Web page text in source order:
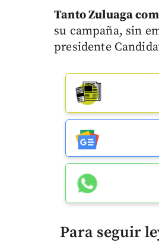
Tanto Zuluaga
su campaña, sin
presidente
Para seguir